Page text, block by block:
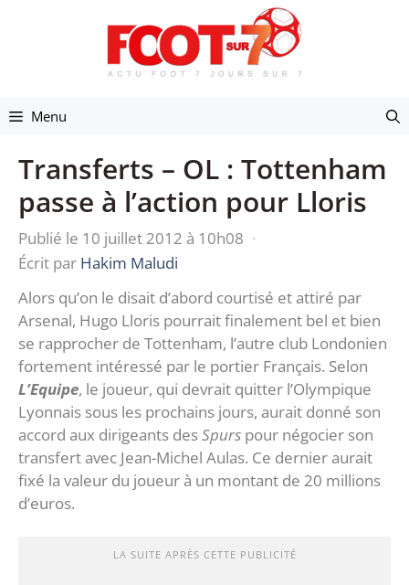
Menu
Transferts – OL : Tottenham
passe à l’action pour Lloris
Publié le 10 juillet 2012 à 10h08 ·
Écrit par Hakim Maludi
Alors qu’on le disait d’abord courtisé et attiré par
Arsenal, Hugo Lloris pourrait finalement bel et bien
se rapprocher de Tottenham, l’autre club Londonien
fortement intéressé par le portier Français. Selon
L’Equipe, le joueur, qui devrait quitter l’Olympique
Lyonnais sous les prochains jours, aurait donné son
accord aux dirigeants desSpurs pour négocier son
transfert avec Jean-Michel Aulas. Ce dernier aurait
fixé la valeur du joueur à un montant de 20 millions
d’euros.
LA SUITE APRÈS CETTE PUBLICITÉ